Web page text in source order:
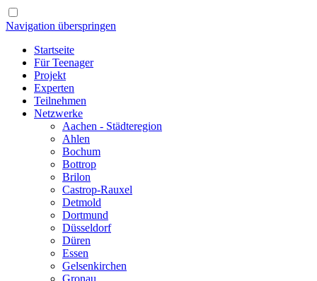
Navigation überspringen
Startseite
Für Teenager
Projekt
Experten
Teilnehmen
Netzwerke
Aachen - Städteregion
Ahlen
Bochum
Bottrop
Brilon
Castrop-Rauxel
Detmold
Dortmund
Düsseldorf
Düren
Essen
Gelsenkirchen
Gronau